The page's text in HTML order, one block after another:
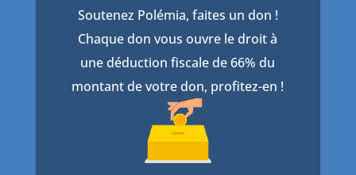
Soutenez Polémia, faites un don !
Chaque don vous ouvre le droit à
une déduction fiscale de 66% du
montant de votre don, profitez-en !